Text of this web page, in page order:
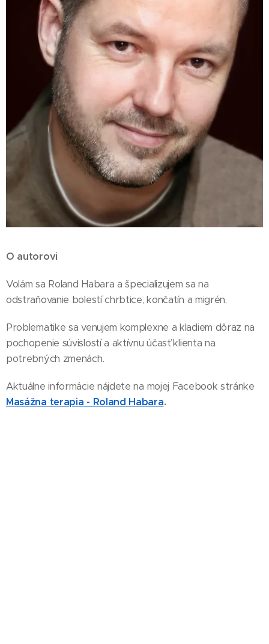
O autorovi
Volám sa Roland Habara a špecializujem sa na
odstraňovanie bolestí chrbtice, končatín a migrén.
Problematike sa venujem komplexne a kladiem dôraz na
pochopenie súvislostí a aktívnu účasť klienta na
potrebných zmenách.
Aktuálne informácie nájdete na mojej Facebook stránke
Masážna terapia - Roland Habara.